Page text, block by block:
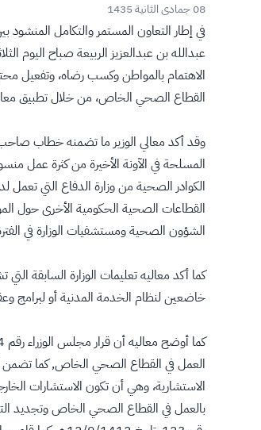
08 جمادى الثانية 1435
في إطار التعاون المستمر والتكامل
عبدالله بن عبدالعزيز الربيعة صباح
الاهتمام بالمواطن وكسب رضاه، وتفعيل
القطاع الصحي الخاص، من خلال تطبيق
وقد أكد معالي الوزير ما تضمنه خطاب صاحب
المسلحة في الآونة الأخيرة من كثرة عمل
الكوادر الصحية من وزارة الدفاع التي
الشؤون الصحية ومستشفيات الوزارة في
كما أكد معاليه تعليمات الوزارة السابقة
خاضعين لنظام الخدمة المدنية أو لبرامج
العمل في القطاع الصحي الخاص, كما تضمن
الاستشارية، وهي أن تكون الاستشارات
بالعمل في القطاع الصحي الخاص وتجديد